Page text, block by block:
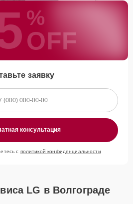
%
OFF
заявку
консультация
с политикой конфиденциальности
LG в Волгограде